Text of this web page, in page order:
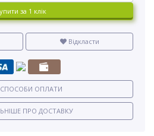
за 1 клiк
Відкласти
СПОСОБИ ОПЛАТИ
ПРО ДОСТАВКУ